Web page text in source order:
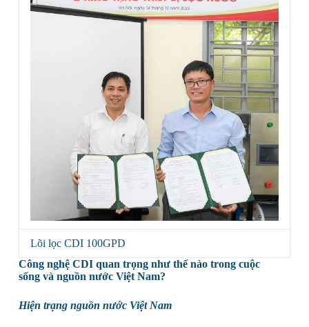
Lõi lọc CDI 100GPD
Công nghệ CDI quan trọng như thế nào trong cuộc
sốngvà nguồn nước Việt Nam?
Hiện trạng nguồn nước Việt Nam